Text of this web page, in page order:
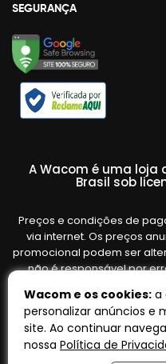
SEGURANÇA
A Wacom é uma loja
Brasil sob
Preços e condições de
via internet. Os preços
promocional podem ser
não é responsável por
variar de acordo com o
válidas até o término de
análise e
Wacom e os cookies: a
personalizar anúncios e
site. Ao continuar
nossa Política de